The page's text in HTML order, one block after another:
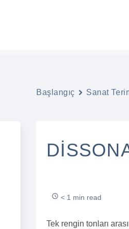
Başlangıç Sanat
< 1 min read
Tek rengin tonları